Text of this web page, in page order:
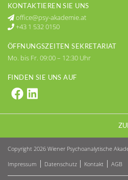
KONTAKTIEREN SIE UNS
office@psy-akademie.at
+43 1 532 0150
ÖFFNUNGSZEITEN SEKRETARIAT
Mo. bis Fr. 09:00 – 12:30 Uhr
FINDEN SIE UNS AUF
Psy-Akademie auf
Psy-Akademie
Copyright 2026 Wiener Psychoanalytische
Impressum
Datenschutz Kontakt AGB